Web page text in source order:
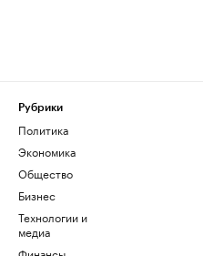
Рубрики
Политика
Экономика
Общество
Бизнес
Технологии и
медиа